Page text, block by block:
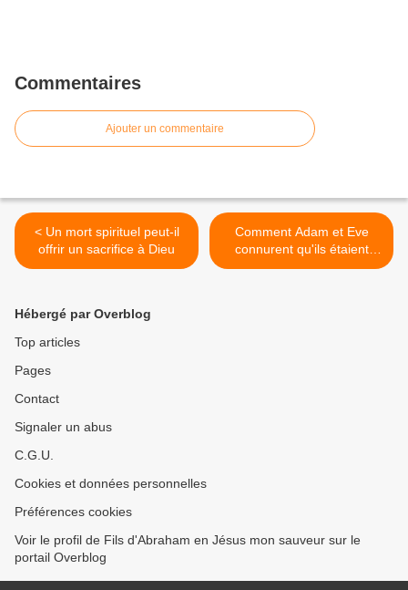
Commentaires
Ajouter un commentaire
< Un mort spirituel peut-il
offrir un sacrifice à Dieu
Comment Adam et Eve
connurent qu'ils étaient
nus? >
Hébergé par Overblog
Top articles
Pages
Contact
Signaler un abus
C.G.U.
Cookies et données personnelles
Préférences cookies
Voir le profil de Fils d'Abraham en Jésus mon sauveur sur le
portail Overblog